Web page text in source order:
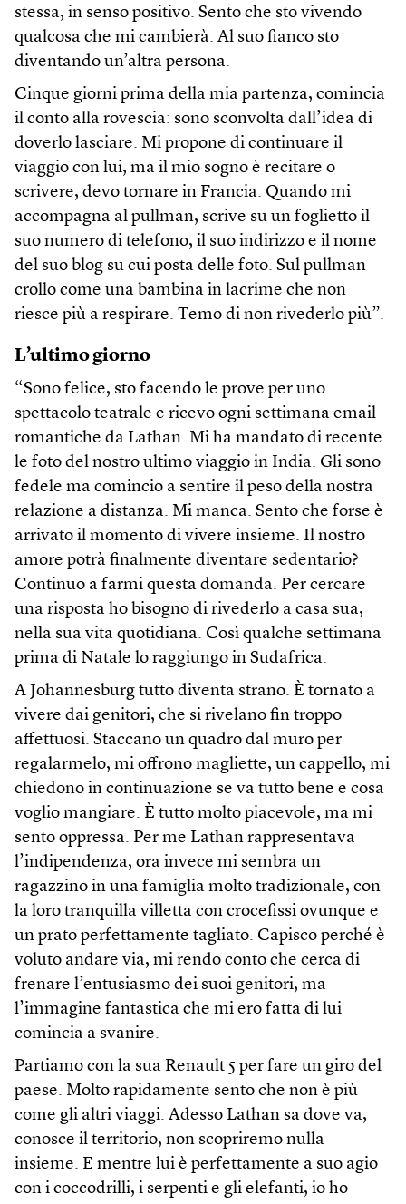
stessa, in senso positivo. Sento che sto vivendo
qualcosa che mi cambierà. Al suo fianco sto
diventando un’altra persona.
Cinque giorni prima della mia partenza, comincia
il conto alla rovescia: sono sconvolta dall’idea di
doverlo lasciare. Mi propone di continuare il
viaggio con lui, ma il mio sogno è recitare o
scrivere, devo tornare in Francia. Quando mi
accompagna al pullman, scrive su un foglietto il
suo numero di telefono, il suo indirizzo e il nome
del suo blog su cui posta delle foto. Sul pullman
crollo come una bambina in lacrime che non
riesce più a respirare. Temo di non rivederlo più”.
L’ultimo giorno
“Sono felice, sto facendo le prove per uno
spettacolo teatrale e ricevo ogni settimana email
romantiche da Lathan. Mi ha mandato di recente
le foto del nostro ultimo viaggio in India. Gli sono
fedele ma comincio a sentire il peso della nostra
relazione a distanza. Mi manca. Sento che forse è
arrivato il momento di vivere insieme. Il nostro
amore potrà finalmente diventare sedentario?
Continuo a farmi questa domanda. Per cercare
una risposta ho bisogno di rivederlo a casa sua,
nella sua vita quotidiana. Così qualche settimana
prima di Natale lo raggiungo in Sudafrica.
A Johannesburg tutto diventa strano. È tornato a
vivere dai genitori, che si rivelano fin troppo
affettuosi. Staccano un quadro dal muro per
regalarmelo, mi offrono magliette, un cappello, mi
chiedono in continuazione se va tutto bene e cosa
voglio mangiare. È tutto molto piacevole, ma mi
sento oppressa. Per me Lathan rappresentava
l’indipendenza, ora invece mi sembra un
ragazzino in una famiglia molto tradizionale, con
la loro tranquilla villetta con crocefissi ovunque e
un prato perfettamente tagliato. Capisco perché è
voluto andare via, mi rendo conto che cerca di
frenare l’entusiasmo dei suoi genitori, ma
l’immagine fantastica che mi ero fatta di lui
comincia a svanire.
Partiamo con la sua Renault 5 per fare un giro del
paese. Molto rapidamente sento che non è più
come gli altri viaggi. Adesso Lathan sa dove va,
conosce il territorio, non scopriremo nulla
insieme. E mentre lui è perfettamente a suo agio
con i coccodrilli, i serpenti e gli elefanti, io ho